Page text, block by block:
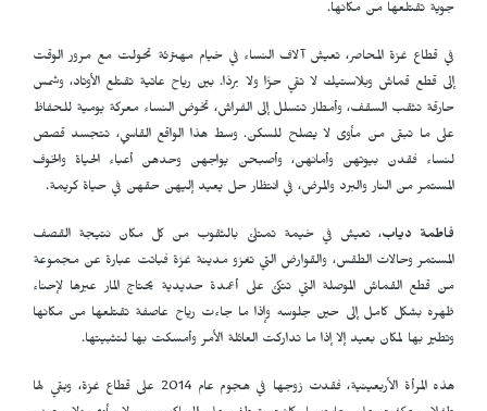
جوية تقتلعها من مكانها.
في قطاع غزة المحاصر، تعيش آلاف النساء في خيام مهترئة تحولت مع مرور الوقت
إلى قطع قماش وبلاستيك لا تقي حرًّا ولا بردًا. بين رياح عاتية تقتلع الأوتاد، وشمس
حارقة تثقب السقف، وأمطار تتسلل إلى الفراش، تخوض النساء معركة يومية للحفاظ
على ما تبقى من مأوى لا يصلح للسكن. وسط هذا الواقع القاسي، تتجسد قصص
لنساء فقدن بيوتهن وأمانهن، وأصبحن يواجهن وحدهن أعباء الحياة والخوف
المستمر من النار والبرد والمرض، في انتظار حل يعيد إليهن حقهن في حياة كريمة.
فاطمة دياب، تعيش في خيمة تمتلئ بالثقوب من كل مكان نتيجة القصف
المستمر وحالات الطقس، والقوارض التي تغزو مدينة غزة فباتت عبارة عن مجموعة
من قطع القماش الموصلة التي تتكئ على أعمدة حديدية يحتاج المار عبرها لإحناء
ظهره بشكل كامل إلى حين جلوسه وإذا ما جاءت رياح عاصفة تقتلعها من مكانها
وتطير بها لمكان بعيد إلا إذا ما تداركت العائلة الأمر وأمسكت بها لتثبيتها.
هذه المرأة الأربعينية، فقدت زوجها في هجوم عام 2014 على قطاع غزة، وبقي لها